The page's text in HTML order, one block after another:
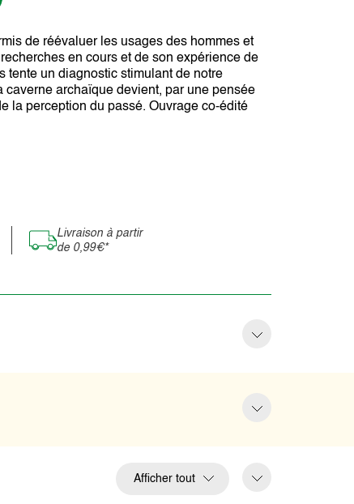
de réévaluer les usages des hommes et
en cours et de son expérience de
tente un diagnostic stimulant de notre
caverne archaïque devient, par une pensée
la perception du passé. Ouvrage co-édité
Livraison à partir
de 0,99€*
Afficher tout